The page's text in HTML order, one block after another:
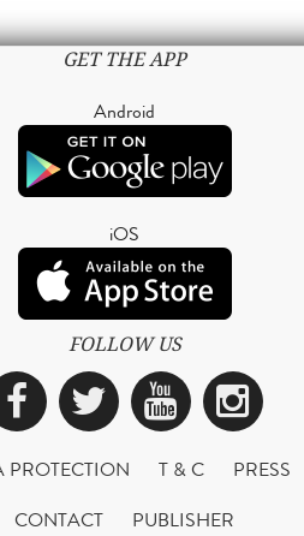
GET THE APP
Android
iOS
FOLLOW US
Facebook
Twitter
PROTECTION T & C
PRESS
CONTACT
PUBLISHER